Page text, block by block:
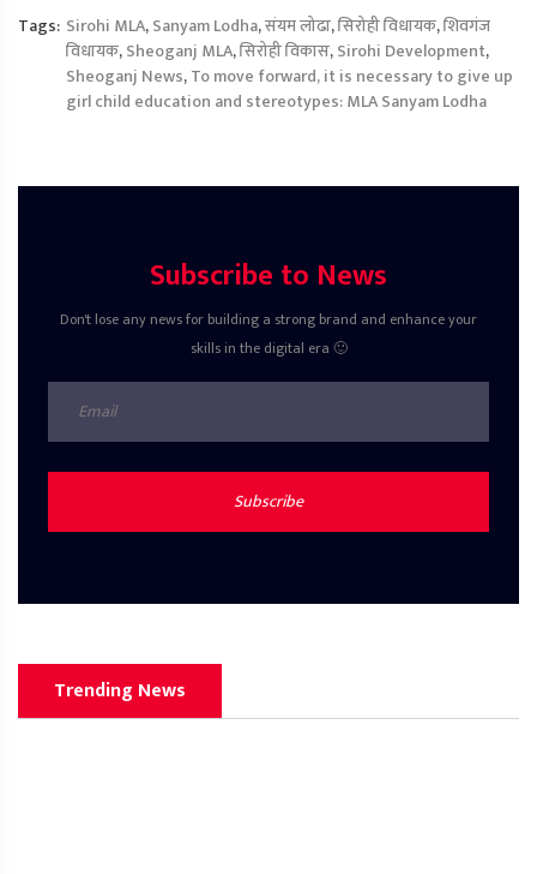
Tags: Sirohi MLA,Sanyam Lodha,संयम लोढा,सिरोही विधायक,शिवगंज
विधायक,Sheoganj MLA,सिरोही विकास,Sirohi Development,
Sheoganj News,To move forward, it is necessary to give up
girl child education and stereotypes: MLA Sanyam Lodha
Subscribe to News
Don't lose any news for building a strong brand and enhance your
skills in the digital era 🙂
Subscribe
Trending News